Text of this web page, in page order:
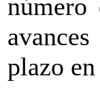
número
plazo